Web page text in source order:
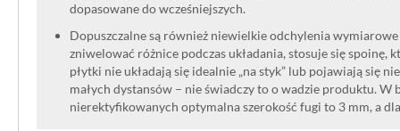
dopasowane do wcześniejszych.
Dopuszczalne są również niewielkie odchylenia
zniwelować różnice podczas układania, stosuje się spoinę,
płytki nie układają się idealnie „na styk” lub pojawiają się
małych dystansów – nie świadczy to o wadzie produktu. W
nierektyfikowanych optymalna szerokość fugi to 3 mm, a